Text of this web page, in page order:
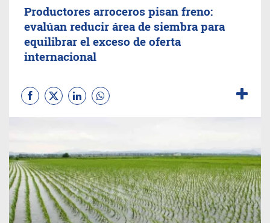
Productores arroceros pisan freno:
evalúan reducir área de siembra para
equilibrar el exceso de oferta
internacional